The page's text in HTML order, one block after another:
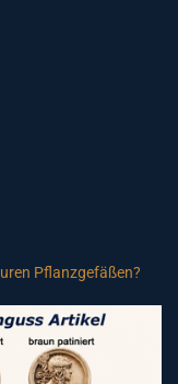
Pflanzgefäßen?